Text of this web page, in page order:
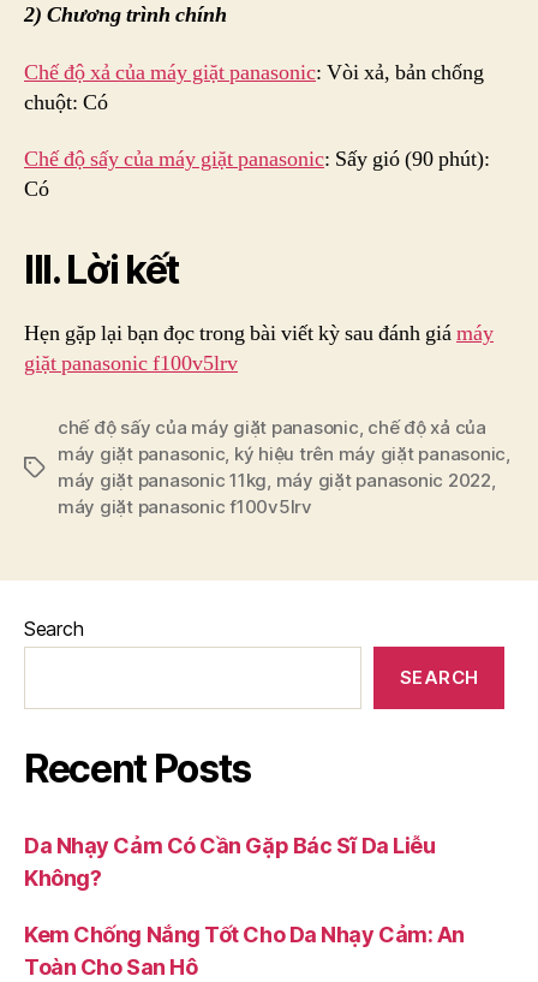
2) Chương trình chính
Chế độ xả của máy giặt panasonic: Vòi xả, bản chống
chuột: Có
Chế độ sấy của máy giặt panasonic: Sấy gió (90 phút):
Có
III. Lời kết
Hẹn gặp lại bạn đọc trong bài viết kỳ sau đánh giámáy
giặt panasonic f100v5lrv
Tags
chế độ sấy của máy giặt panasonic, chế độ xả của
máy giặt panasonic, ký hiệu trên máy giặt panasonic,
máy giặt panasonic 11kg, máy giặt panasonic 2022,
máy giặt panasonic f100v5lrv
Search
SEARCH
Recent Posts
Da Nhạy Cảm Có Cần Gặp Bác Sĩ Da Liễu
Không?
Kem Chống Nắng Tốt Cho Da Nhạy Cảm: An
Toàn Cho San Hô